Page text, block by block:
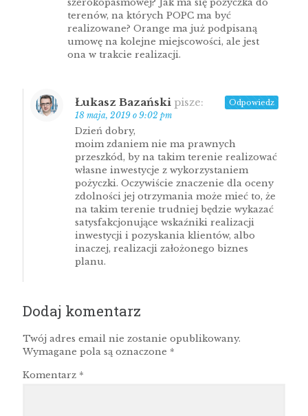
szerokopasmowej? Jak ma się pożyczka do
terenów, na których POPC ma być
realizowane? Orange ma już podpisaną
umowę na kolejne miejscowości, ale jest
ona w trakcie realizacji.
Łukasz Bazański pisze:
18 maja, 2019 o 9:02 pm
Dzień dobry,
moim zdaniem nie ma prawnych
przeszkód, by na takim terenie realizować
własne inwestycje z wykorzystaniem
pożyczki. Oczywiście znaczenie dla oceny
zdolności jej otrzymania może mieć to, że
na takim terenie trudniej będzie wykazać
satysfakcjonujące wskaźniki realizacji
inwestycji i pozyskania klientów, albo
inaczej, realizacji założonego biznes
planu.
Odpowiedz
Dodaj komentarz
Twój adres email nie zostanie opublikowany.
Wymagane pola są oznaczone *
Komentarz *